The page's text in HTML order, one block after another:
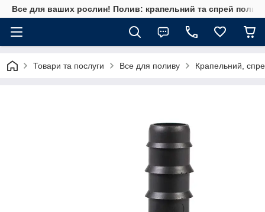
Все для ваших рослин! Полив: крапельний та спрей полив,
Товари та послуги Все для поливу Крапельний,